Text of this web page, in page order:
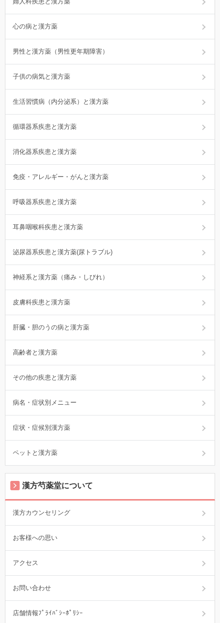
心の病と漢方薬
男性と漢方薬（男性更年期障害）
子供の病気と漢方薬
生活習慣病（内分泌系）と漢方薬
循環器系疾患と漢方薬
消化器系疾患と漢方薬
免疫・アレルギー・がんと漢方薬
呼吸器系疾患と漢方薬
耳鼻咽喉科疾患と漢方薬
泌尿器系疾患と漢方薬(尿トラブル)
神経系と漢方薬（痛み・しびれ）
皮膚科疾患と漢方薬
肝臓・胆のうの病と漢方薬
高齢者と漢方薬
その他の疾患と漢方薬
病名・症状別メニュー
症状・症候別漢方薬
ペットと漢方薬
漢方芍薬堂について
漢方カウンセリング
お客様への思い
アクセス
お問い合わせ
店舗情報ﾌﾟﾗｲﾊﾞｼｰﾎﾟﾘｼｰ